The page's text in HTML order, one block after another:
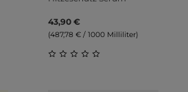
43,90 €
(487,78 € / 1000 Milliliter)